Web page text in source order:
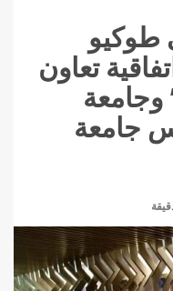
طوكيو
تعاون
وجامعة
جامعة